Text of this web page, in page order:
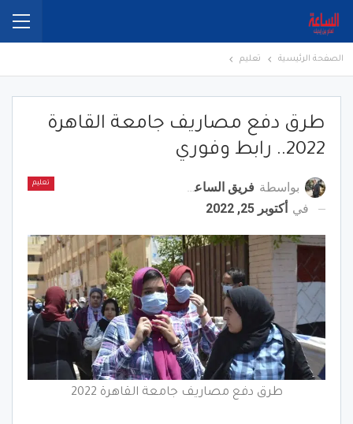
الصفحة الرئيسية تعليم
طرق دفع مصاريف جامعة القاهرة
2022.. رابط وفوري
تعليم بواسطة فريق الساعة برس
في أكتوبر 25, 2022
طرق دفع مصاريف جامعة القاهرة 2022